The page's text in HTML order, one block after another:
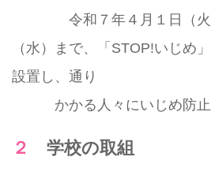
令和７年４月１日（火）
（水）まで、「STOP!いじめ
設置し、通り
かかる人々にいじめ防止
２ 学校の取組